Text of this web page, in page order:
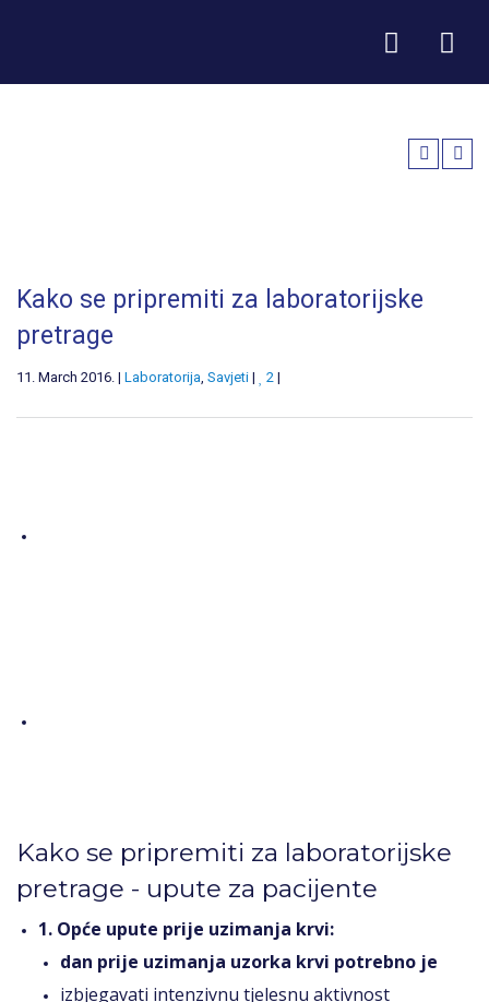
Kako se pripremiti za laboratorijske
pretrage
11. March 2016. | Laboratorija Savjeti | 2 |
Kako se pripremiti za laboratorijske
pretrage - upute za pacijente
1. Opće upute prije uzimanja krvi:
dan prije uzimanja uzorka krvi potrebno je
izbjegavati intenzivnu tjelesnu aktivnost